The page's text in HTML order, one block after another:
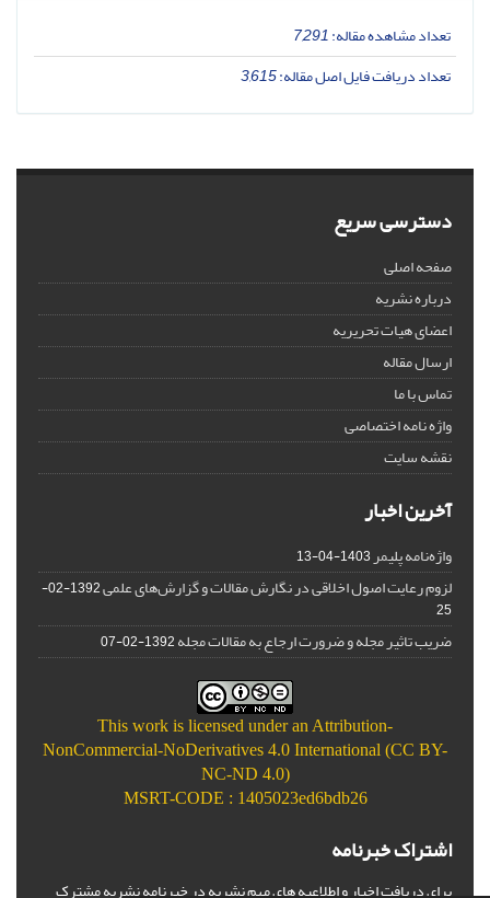
تعداد مشاهده مقاله:7,291
تعداد دریافت فایل اصل مقاله:3,615
دسترسی سریع
صفحه اصلی
درباره نشریه
اعضای هیات تحریریه
ارسال مقاله
تماس با ما
واژه نامه اختصاصی
نقشه سایت
آخرین اخبار
واژه‌نامه پلیمر1403-04-13
لزوم رعایت اصول اخلاقی در نگارش مقالات و گزارش‌‌های علمی
1392-02-
25
ضریب تاثیر مجله و ضرورت ارجاع به مقالات مجله1392-02-07
This work is licensed under an Attribution-
NonCommercial-NoDerivatives 4.0 International (CC BY-
NC-ND 4.0)
MSRT-CODE : 1405023ed6bdb26
اشتراک خبرنامه
برای دریافت اخبار و اطلاعیه های مهم نشریه در خبرنامه نشریه مشترک